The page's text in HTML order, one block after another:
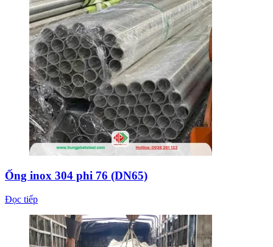
Ống inox 304 phi 76 (DN65)
Đọc tiếp